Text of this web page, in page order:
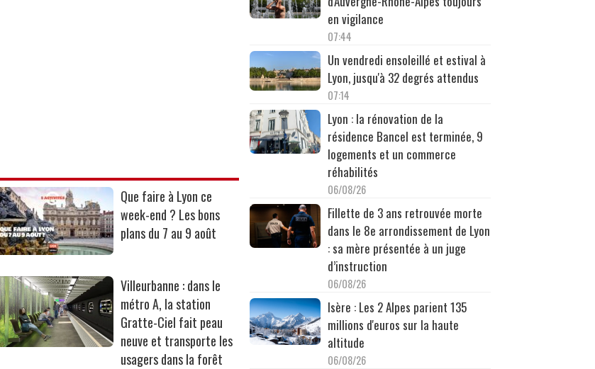
Que faire à Lyon ce
week-end ? Les bons
plans du 7 au 9 août
Villeurbanne : dans le
métro A, la station
Gratte-Ciel fait peau
neuve et transporte les
usagers dans la forêt
en vigilance
07:44
Un vendredi ensoleillé et estival à
Lyon, jusqu'à 32 degrés attendus
07:14
Lyon : la rénovation de la
résidence Bancel est terminée, 9
logements et un commerce
réhabilités
06/08/26
Fillette de 3 ans retrouvée morte
dans le 8e arrondissement de Lyon
: sa mère présentée à un juge
d’instruction
06/08/26
Isère : Les 2 Alpes parient 135
millions d'euros sur la haute
altitude
06/08/26